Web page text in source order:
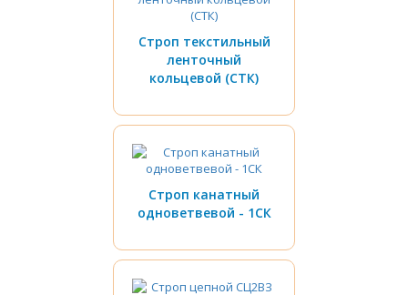
Строп текстильный
ленточный
кольцевой (СТК)
Строп канатный
одноветвевой - 1СК